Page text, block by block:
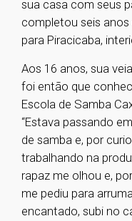
sua casa com seus
completou seis anos
para Piracicaba,
Aos 16 anos, sua
foi então que
Escola de Samba
“Estava passando
de samba e, por
trabalhando na
rapaz me olhou e,
me pediu para
encantado, subi no